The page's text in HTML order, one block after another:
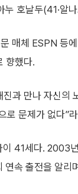
호날두(41·알
매체 ESPN 등
향했다.
과 만나 자신의
로 문제가 없다”
41세다. 2003
속 출전을 알리